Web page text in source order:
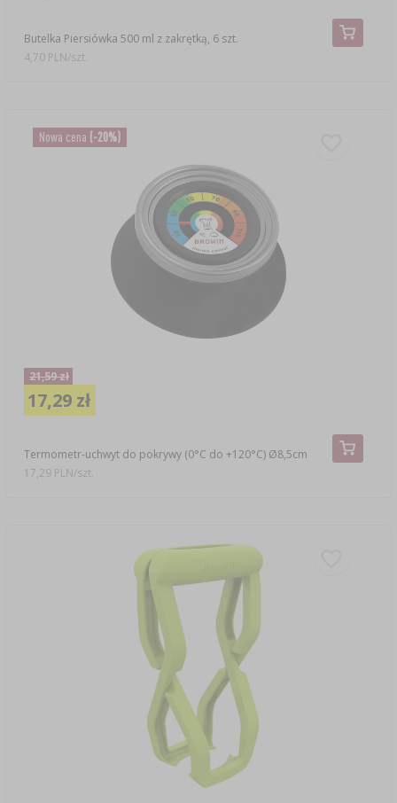
Butelka Piersiówka 500 ml z zakrętką, 6 szt.
4,70 PLN/szt.
Nowa cena (-20%)
Termometr-uchwyt do pokrywy (0°C do +120°C) Ø8,5cm
21,59 zł
17,29 zł
17,29 PLN/szt.